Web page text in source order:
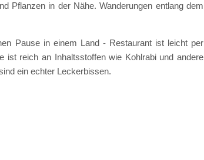
Pflanzen in der Nähe. Wanderungen entlang dem
Pause in einem Land - Restaurant ist leicht per
ist reich an Inhaltsstoffen wie Kohlrabi und andere
ein echter Leckerbissen.